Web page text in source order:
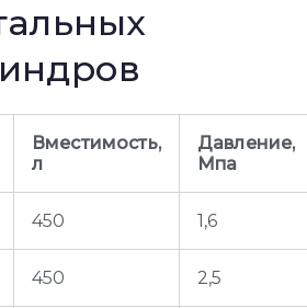
Вместимость,
л
Давление,
Мпа
450 1,6
450 2,5